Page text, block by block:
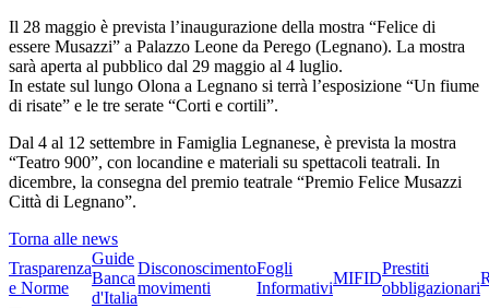
Il 28 maggio è prevista l’inaugurazione della mostra “Felice di
essere Musazzi” a Palazzo Leone da Perego (Legnano). La mostra
sarà aperta al pubblico dal 29 maggio al 4 luglio.
In estate sul lungo Olona a Legnano si terrà l’esposizione “Un fiume
di risate” e le tre serate “Corti e cortili”.
Dal 4 al 12 settembre in Famiglia Legnanese, è prevista la mostra
“Teatro 900”, con locandine e materiali su spettacoli teatrali. In
dicembre, la consegna del premio teatrale “Premio Felice Musazzi
Città di Legnano”.
Torna alle news
Trasparenza
e Norme
Guide
Banca
d'Italia
Disconoscimento
movimenti
Fogli
Informativi
MIFID
Prestiti
obbligazionari